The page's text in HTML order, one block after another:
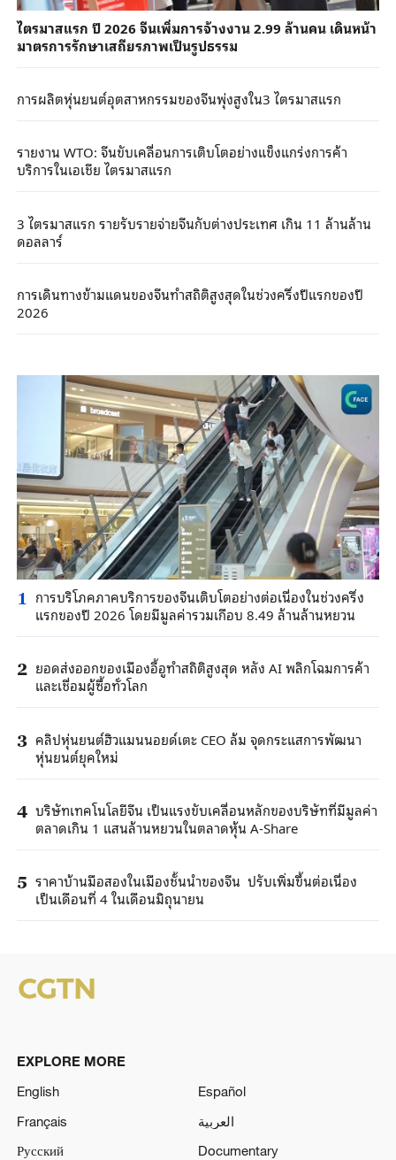
ไตรมาสแรก ปี 2026 จีนเพิ่มการจ้างงาน 2.99 ล้านคน เดินหน้า
มาตรการรักษาเสถียรภาพเป็นรูปธรรม
การผลิตหุ่นยนต์อุตสาหกรรมของจีนพุ่งสูงใน3 ไตรมาสแรก
รายงาน WTO: จีนขับเคลื่อนการเติบโตอย่างแข็งแกร่งการค้า
บริการในเอเชีย ไตรมาสแรก
3 ไตรมาสแรก รายรับรายจ่ายจีนกับต่างประเทศ เกิน 11 ล้านล้าน
ดอลลาร์
การเดินทางข้ามแดนของจีนทำสถิติสูงสุดในช่วงครึ่งปีแรกของปี
2026
1 การบริโภคภาคบริการของจีนเติบโตอย่างต่อเนื่องในช่วงครึ่ง
แรกของปี 2026 โดยมีมูลค่ารวมเกือบ 8.49 ล้านล้านหยวน
2 ยอดส่งออกของเมืองอี้อูทำสถิติสูงสุด หลัง AI พลิกโฉมการค้า
และเชื่อมผู้ซื้อทั่วโลก
3 คลิปหุ่นยนต์ฮิวแมนนอยด์เตะ CEO ล้ม จุดกระแสการพัฒนา
หุ่นยนต์ยุคใหม่
4 บริษัทเทคโนโลยีจีน เป็นแรงขับเคลื่อนหลักของบริษัทที่มีมูลค่า
ตลาดเกิน 1 แสนล้านหยวนในตลาดหุ้น A-Share
5 ราคาบ้านมือสองในเมืองชั้นนำของจีน ปรับเพิ่มขึ้นต่อเนื่อง
เป็นเดือนที่ 4 ในเดือนมิถุนายน
EXPLORE MORE
English
Español
Français
العربية
Русский
Documentary